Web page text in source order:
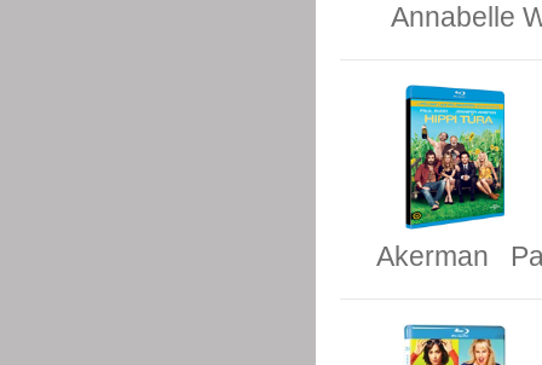
Annabelle
Akerman